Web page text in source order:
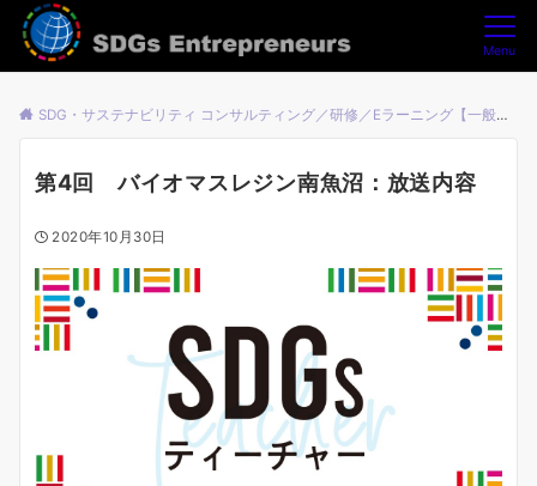
Menu
SDG・サステナビリティ コンサルティング／研修／Eラーニング【一般社団法人SDGsアントレプレナーズ】
第4回 バイオマスレジン南魚沼：放送内容
2020年10月30日